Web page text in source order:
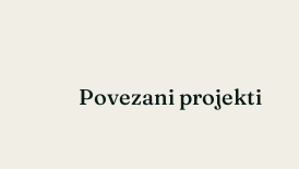
Povezani projekti